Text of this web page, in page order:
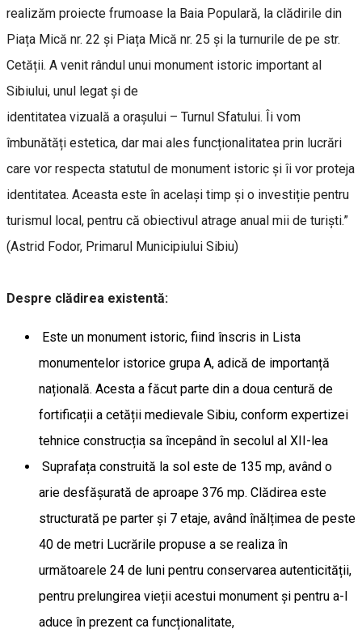
realizăm proiecte frumoase la Baia Populară, la clădirile din
Piața Mică nr. 22 și Piața Mică nr. 25 și la turnurile de pe str.
Cetății. A venit rândul unui monument istoric important al
Sibiului, unul legat și de
identitatea vizuală a orașului – Turnul Sfatului. Îi vom
îmbunătăți estetica, dar mai ales funcționalitatea prin lucrări
care vor respecta statutul de monument istoric și îi vor proteja
identitatea. Aceasta este în același timp și o investiție pentru
turismul local, pentru că obiectivul atrage anual mii de turiști.”
(Astrid Fodor, Primarul Municipiului Sibiu)
Despre clădirea existentă:
Este un monument istoric, fiind înscris in Lista
monumentelor istorice grupa A, adică de importanță
națională. Acesta a făcut parte din a doua centură de
fortificații a cetății medievale Sibiu, conform expertizei
tehnice construcția sa începând în secolul al XII-lea
Suprafața construită la sol este de 135 mp, având o
arie desfășurată de aproape 376 mp. Clădirea este
structurată pe parter și 7 etaje, având înălțimea de peste
40 de metri Lucrările propuse a se realiza în
următoarele 24 de luni pentru conservarea autenticității,
pentru prelungirea vieții acestui monument și pentru a-l
aduce în prezent ca funcționalitate,